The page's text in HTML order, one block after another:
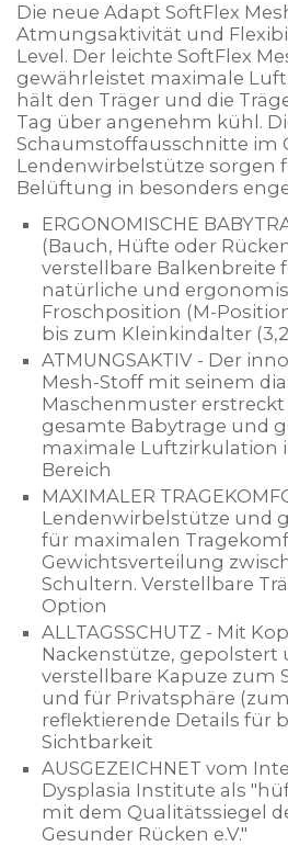
Die neue Adapt SoftFlex
Atmungsaktivität und
Level. Der leichte SoftFlex
gewährleistet maximale
hält den Träger und die
Tag über angenehm kühl.
Schaumstoffausschnitte im
Lendenwirbelstütze sorgen
Belüftung in besonders
ERGONOMISCHE
(Bauch, Hüfte oder
verstellbare Balkenbreite
natürliche und
Froschposition (M-
bis zum Kleinkindalter
ATMUNGSAKTIV - Der
Mesh-Stoff mit seinem
Maschenmuster erstreckt
gesamte Babytrage und
maximale Luftzirkulation
Bereich
MAXIMALER
Lendenwirbelstütze und
für maximalen
Gewichtsverteilung
Schultern. Verstellbare
Option
ALLTAGSSCHUTZ - Mit
Nackenstütze, gepolstert
verstellbare Kapuze zum
und für Privatsphäre
reflektierende Details für
Sichtbarkeit
AUSGEZEICHNET vom
Dysplasia Institute als
mit dem Qualitätssiegel
Gesunder Rücken e.V."